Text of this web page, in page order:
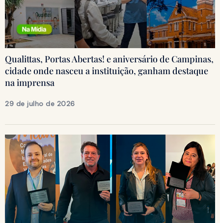
Qualittas, Portas Abertas! e aniversário de Campinas,
cidade onde nasceu a instituição, ganham destaque
na imprensa
29 de julho de 2026